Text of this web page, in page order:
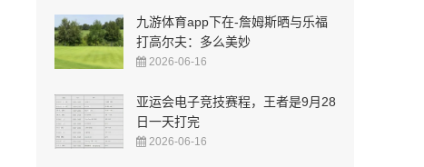
九游体育app下在-詹姆斯晒与乐福
打高尔夫：多么美妙
2026-06-16
亚运会电子竞技赛程，王者是9月28
日一天打完
2026-06-16